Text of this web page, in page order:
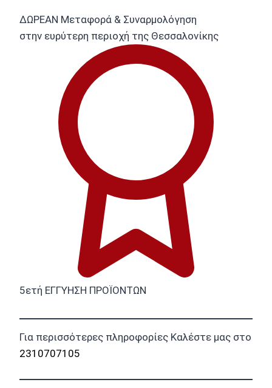
ΔΩΡΕΑΝ Μεταφορά & Συναρμολόγηση
στην ευρύτερη περιοχή της Θεσσαλονίκης
5ετή ΕΓΓΥΗΣΗ ΠΡΟΪΟΝΤΩΝ
Για περισσότερες πληροφορίες Καλέστε μας στο
2310707105